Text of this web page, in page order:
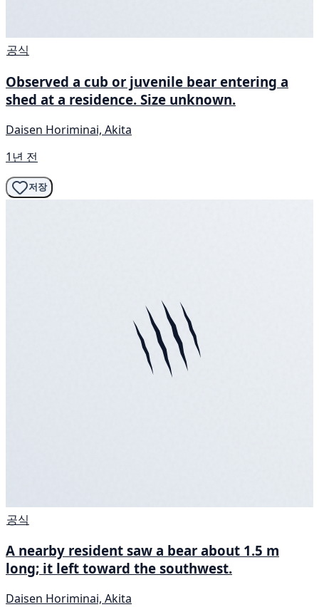
공식
Observed a cub or juvenile bear entering a
shed at a residence. Size unknown.
Daisen Horiminai, Akita
1년 전
저장
공식
A nearby resident saw a bear about 1.5 m
long; it left toward the southwest.
Daisen Horiminai, Akita